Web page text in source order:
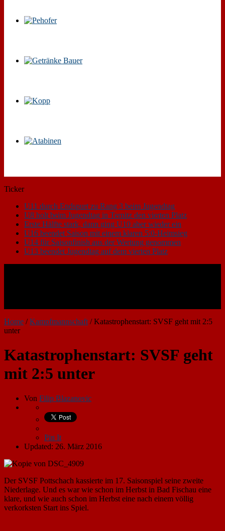
Ticker
U11 durch Endspurt zu Rang 3 beim Jugendtag
U8 holt beim Jugendtag in Ternitz den vierten Platz
Erste Hälfte stark, dann ging U10 aber wieder ein
U16 beendet Saison mit einem klaren 5:0-Heimsieg
U14 für Saisonfinish aus der Wertung genommen
U13 beendet Jugendtag auf dem vierten Platz
Home /Kampfmannschaft /Katastrophenstart: SVSF geht mit 2:5
unter
Katastrophenstart: SVSF geht
mit 2:5 unter
Von Filip Blazanovic
Pin It
Updated: 26. März 2016
Der SVSF Pottschach kassierte im 17. Saisonspiel seine zweite
Niederlage. Und es war wie schon im Herbst in Bad Fischau eine
klare, und wie auch schon im Herbst eine nach einem völlig
verkorksten Start ins Spiel.